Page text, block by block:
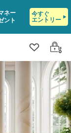
ネー
ント
今すぐ
エントリー
クリップ
ログ